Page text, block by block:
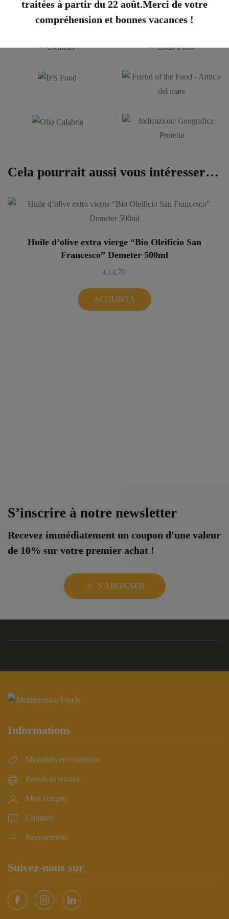
Cela pourrait aussi vous intéresser…
Huile d’olive extra vierge “Bio Oleificio San
Francesco” Demeter 500ml
€14,70
ACQUISTA
S’inscrire à notre newsletter
Recevez immédiatement un coupon d'une valeur
de 10% sur votre premier achat !
S'ABONNER
Informations
Modalités et conditions
Envois et retours
Mon compte
Contacts
Recrutement
Suivez-nous sur
traitées à partir du 22 août.Merci de votre
compréhension et bonnes vacances !